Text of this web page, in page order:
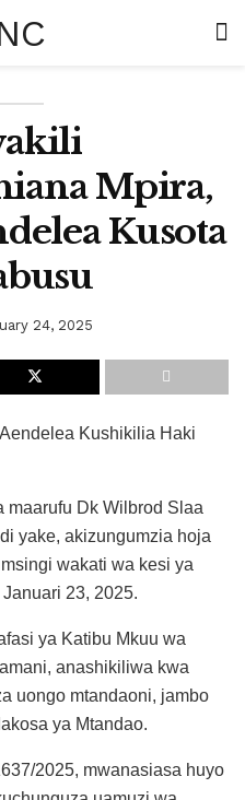
Mpira,
Kusota
24, 2025
Kushikilia Haki
maarufu Dk Wilbrod Slaa
yake, akizungumzia hoja
wakati wa kesi ya
23, 2025.
ya Katibu Mkuu wa
anashikiliwa kwa
uongo mtandaoni, jambo
ya Mtandao.
2025, mwanasiasa huyo